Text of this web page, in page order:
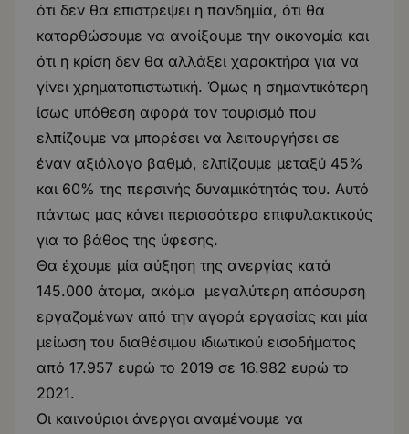
ότι δεν θα επιστρέψει η πανδημία, ότι θα
κατορθώσουμε να ανοίξουμε την οικονομία και
ότι η κρίση δεν θα αλλάξει χαρακτήρα για να
γίνει χρηματοπιστωτική. Όμως η σημαντικότερη
ίσως υπόθεση αφορά τον τουρισμό που
ελπίζουμε να μπορέσει να λειτουργήσει σε
έναν αξιόλογο βαθμό, ελπίζουμε μεταξύ 45%
και 60% της περσινής δυναμικότητάς του. Αυτό
πάντως μας κάνει περισσότερο επιφυλακτικούς
για το βάθος της ύφεσης.
Θα έχουμε μία αύξηση της ανεργίας κατά
145.000 άτομα, ακόμα μεγαλύτερη απόσυρση
εργαζομένων από την αγορά εργασίας και μία
μείωση του διαθέσιμου ιδιωτικού εισοδήματος
από 17.957 ευρώ το 2019 σε 16.982 ευρώ το
2021.
Οι καινούριοι άνεργοι αναμένουμε να